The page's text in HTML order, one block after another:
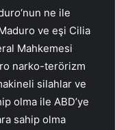
o‘nun ne ile
Maduro ve eşi Cilia
Mahkemesi
narko-terörizm
silahlar ve
olma ile ABD’ye
sahip olma